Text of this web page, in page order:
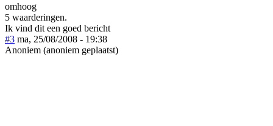
omhoog
5 waarderingen.
Ik vind dit een goed bericht
#3 ma, 25/08/2008 - 19:38
Anoniem (anoniem geplaatst)